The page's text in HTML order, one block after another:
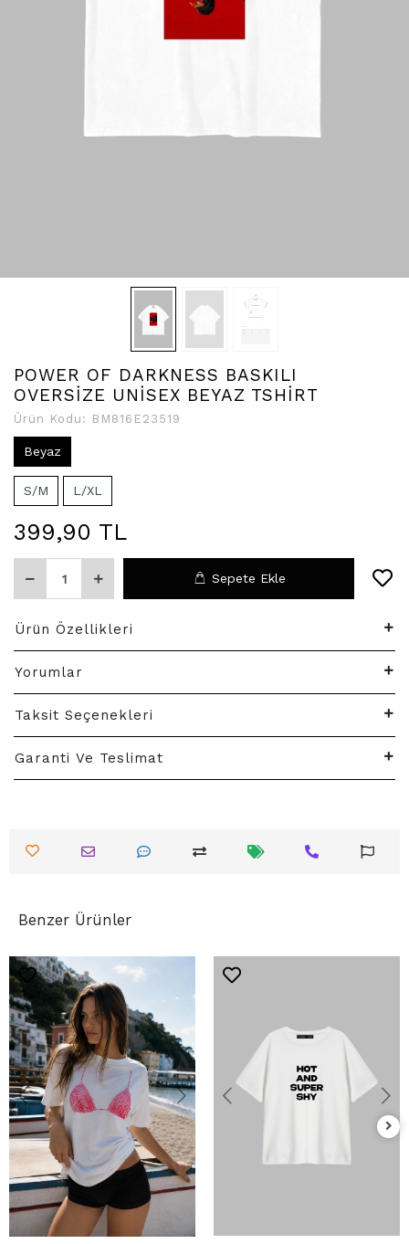
POWER OF DARKNESS BASKILI
OVERSİZE UNİSEX BEYAZ TSHİRT
Ürün Kodu: BM816E23519
Beyaz
S/M L/XL
399,90 TL
Sepete Ekle
Ürün Özellikleri
Yorumlar
Taksit Seçenekleri
Garanti Ve Teslimat
Benzer Ürünler